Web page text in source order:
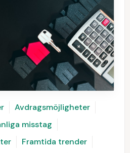
Avdragsmöjligheter
misstag
Framtida trender